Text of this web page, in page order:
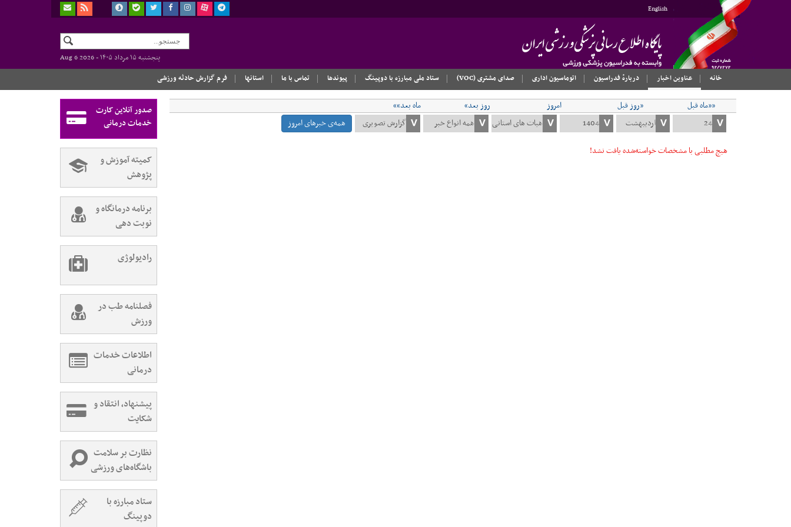
English
پنجشنبه ۱۵ مرداد ۱۴۰۵ -
Aug 6 2026
خانه
عناوین اخبار دربارهٔ فدراسیون اتوماسیون اداری صدای مشتری (VOC) ستاد ملی مبارزه با دوپینگ پیوندها تماس با ما استانها فرم گزارش حادثه ورزشی
««ماه قبل «روز قبل امروز روز بعد»
ماه بعد»»
همه‌ی خبرهای امروز
هیچ مطلبی با مشخصات خواسته‌شده یافت نشد!
صدور آنلاین کارت
خدمات درمانی
کمیته آموزش و
پژوهش
برنامه درمانگاه و
نوبت دهی
رادیولوژی
فصلنامه طب در
ورزش
اطلاعات خدمات
درمانی
پیشنهاد، انتقاد و
شکایت
نظارت بر سلامت
باشگاه‌های ورزشی
ستاد مبارزه با
دوپینگ